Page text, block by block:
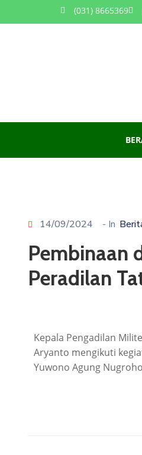
(031) 8665369
14/09/2024 - In
Pembinaan
Peradilan
Kepala Pengadilan
Aryanto mengikuti
Yuwono Agung